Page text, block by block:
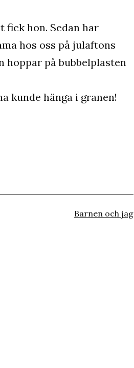
fick hon. Sedan har
hos oss på julaftons
hoppar på bubbelplasten
kunde hänga i granen!
Kategoriserat
Barnen och jag